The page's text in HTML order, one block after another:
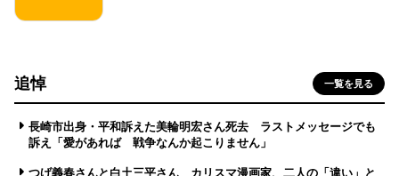
追悼 一覧を見る
長崎市出身・平和訴えた美輪明宏さん死去 ラストメッセージでも
訴え「愛があれば 戦争なんか起こりません」
つげ義春さんと白土三平さん カリスマ漫画家、二人の「違い」と